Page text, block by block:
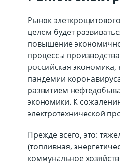
Рынок
целом будет
повышение
процессы
российская экономика,
пандемии
развитием
экономики. К
электротехнической
Прежде всего, это:
(топливная,
коммунальное